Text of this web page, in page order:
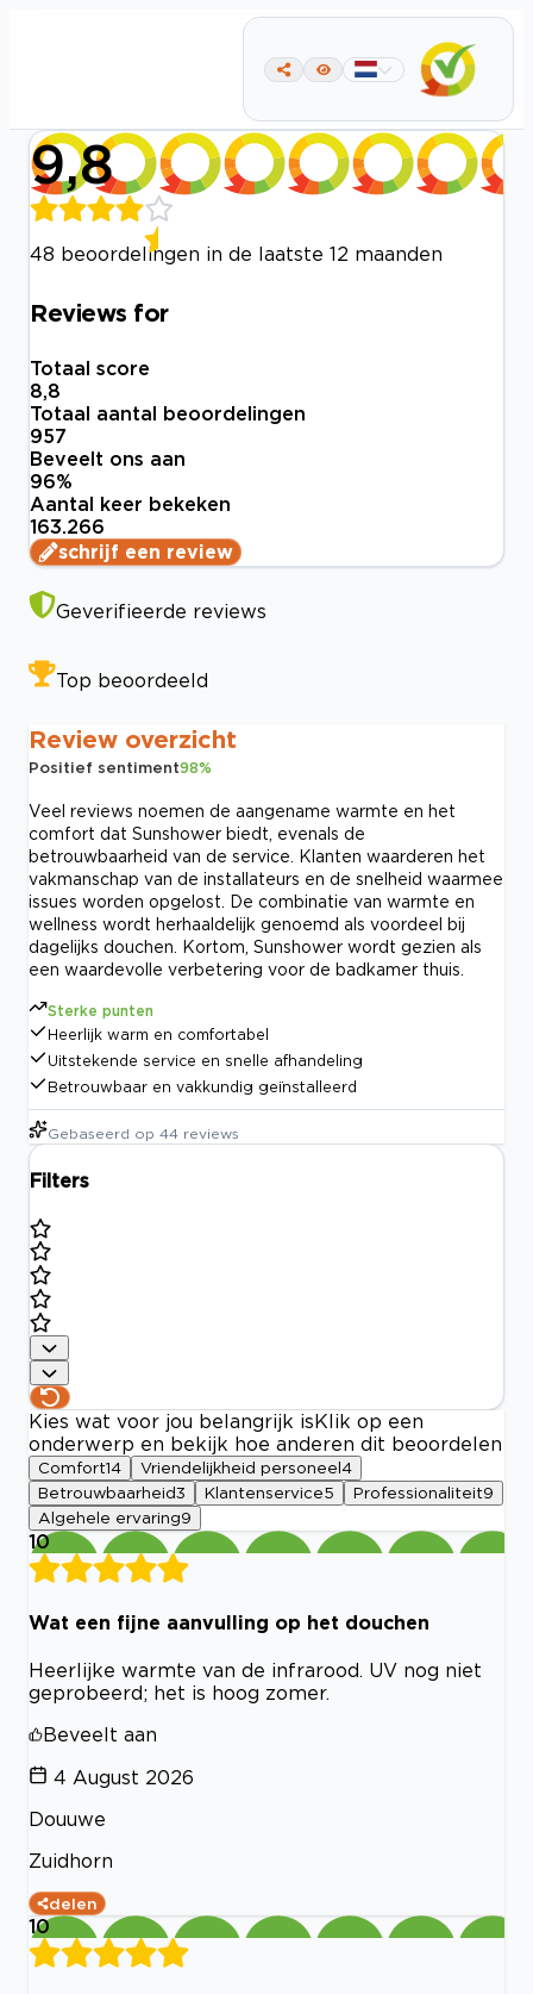
9,8
48 beoordelingen in de laatste 12 maanden
Reviews for
Totaal score
8,8
Totaal aantal beoordelingen
957
Beveelt ons aan
96%
Aantal keer bekeken
163.266
schrijf een review
Geverifieerde reviews
Top beoordeeld
Review overzicht
Positief sentiment98%
Veel reviews noemen de aangename warmte en het
comfort dat Sunshower biedt, evenals de
betrouwbaarheid van de service. Klanten waarderen het
vakmanschap van de installateurs en de snelheid waarmee
issues worden opgelost. De combinatie van warmte en
wellness wordt herhaaldelijk genoemd als voordeel bij
dagelijks douchen. Kortom, Sunshower wordt gezien als
een waardevolle verbetering voor de badkamer thuis.
Sterke punten
Heerlijk warm en comfortabel
Uitstekende service en snelle afhandeling
Betrouwbaar en vakkundig geïnstalleerd
Gebaseerd op 44 reviews
Filters
Kies wat voor jou belangrijk is Klik op een
onderwerp en bekijk hoe anderen dit beoordelen
Comfort14 Vriendelijkheid personeel 4
Betrouwbaarheid3 Klantenservice5 Professionaliteit9
Algehele ervaring9
10
Wat een fijne aanvulling op het douchen
Heerlijke warmte van de infrarood. UV nog niet
geprobeerd; het is hoog zomer.
Beveelt aan
4 August 2026
Douuwe
Zuidhorn
delen
10